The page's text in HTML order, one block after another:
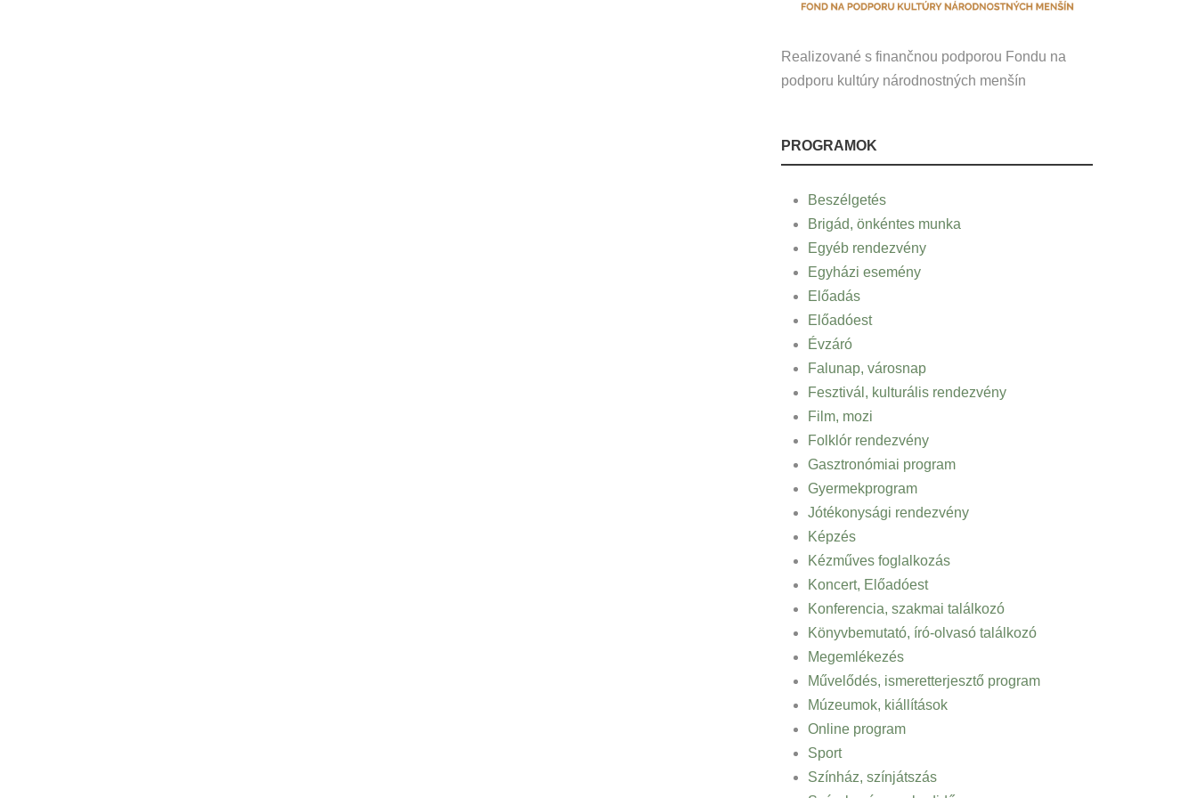
Realizované s finančnou podporou Fondu na
podporu kultúry národnostných menšín
PROGRAMOK
Beszélgetés
Brigád, önkéntes munka
Egyéb rendezvény
Egyházi esemény
Előadás
Előadóest
Évzáró
Falunap, városnap
Fesztivál, kulturális rendezvény
Film, mozi
Folklór rendezvény
Gasztronómiai program
Gyermekprogram
Jótékonysági rendezvény
Képzés
Kézműves foglalkozás
Koncert, Előadóest
Konferencia, szakmai találkozó
Könyvbemutató, író-olvasó találkozó
Megemlékezés
Művelődés, ismeretterjesztő program
Múzeumok, kiállítások
Online program
Sport
Színház, színjátszás